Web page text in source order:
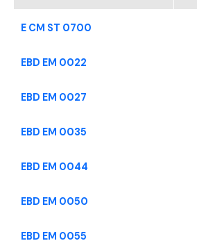
E CM ST 0700
EBD EM 0022
EBD EM 0027
EBD EM 0035
EBD EM 0044
EBD EM 0050
EBD EM 0055